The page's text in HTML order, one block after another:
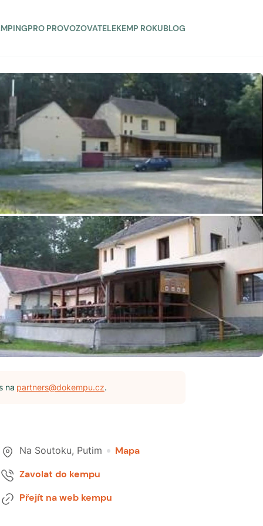
PRO PROVOZOVATELEKEMP ROKUBLOG
na partners@dokempu.cz.
Na Soutoku, Putim
Mapa
Zavolat do kempu
Přejít na web kempu